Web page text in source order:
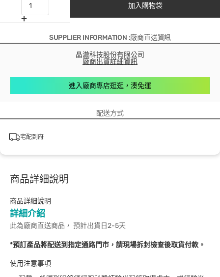
加入購物袋
SUPPLIER INFORMATION :廠商直送資訊
晶澈科技股份有限公司
廠商出貨詳細資訊
進入廠商專店逛逛，湊免運
配送方式
宅配到府
商品詳細說明
商品詳細說明
詳細介紹
此為廠商直送商品， 預計出貨日2-5天
*預訂產品將配送到指定通路門市，請現場拆封檢查後取貨付款。
使用注意事項